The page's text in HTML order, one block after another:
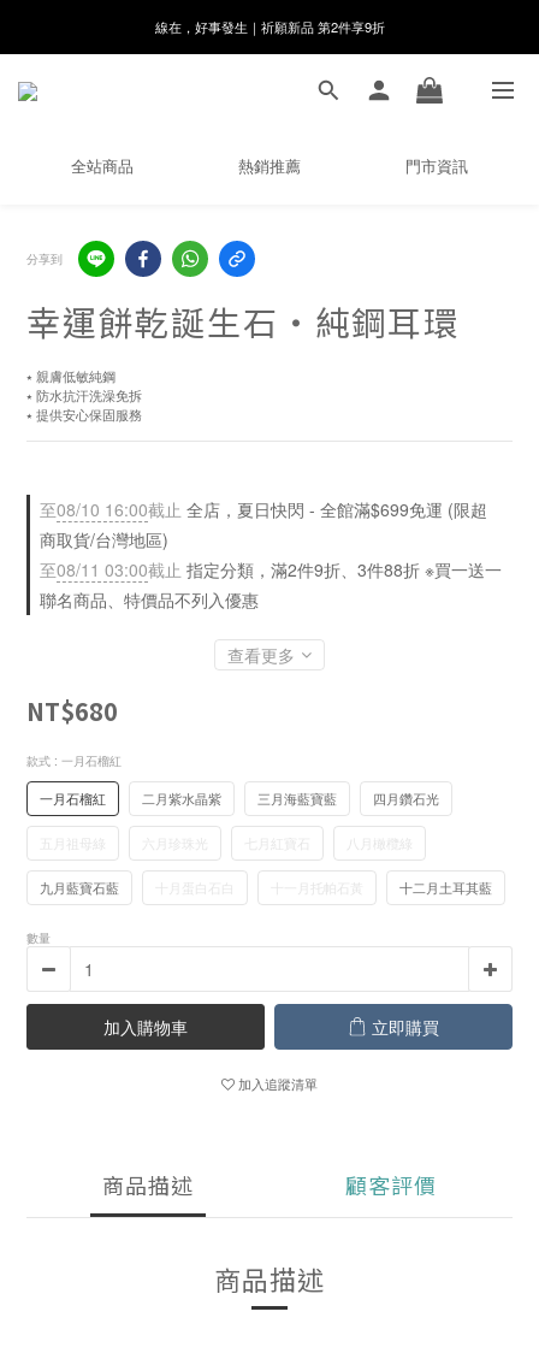
8月月初限定｜指定分類滿件88折！
🌸新會員限定🌸註冊送$100購物金
8月月初限定｜指定分類滿件88折！
全站商品 熱銷推薦 門市資訊
分享到
幸運餅乾誕生石・純鋼耳環
⭑ 親膚低敏純鋼
⭑ 防水抗汗洗澡免拆
⭑ 提供安心保固服務
至08/10 16:00截止 全店，夏日快閃 - 全館滿$699免運 (限超
商取貨/台灣地區)
至08/11 03:00截止 指定分類，滿2件9折、3件88折 ※買一送一
聯名商品、特價品不列入優惠
查看更多
NT$680
款式 : 一月石榴紅
一月石榴紅 二月紫水晶紫 三月海藍寶藍 四月鑽石光
五月祖母綠 六月珍珠光 七月紅寶石 八月橄欖綠
九月藍寶石藍 十月蛋白石白 十一月托帕石黃 十二月土耳其藍
數量
加入購物車 立即購買
加入追蹤清單
商品描述 顧客評價
商品描述